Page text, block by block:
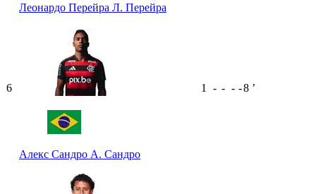
Леонардо Перейра Л. Перейра
6
Алекс Сандро А. Сандро
1 - - - -8 ʼ